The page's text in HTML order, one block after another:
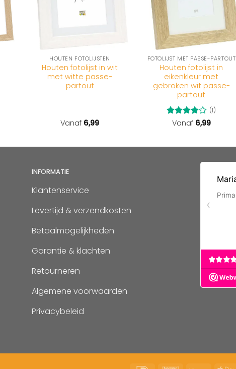
HOUTEN FOTOLIJSTEN
Houten fotolijst in wit
met witte passe-
partout
Vanaf 6,99
FOTOLIJST MET PASSE-PARTOUT
Houten fotolijst in
eikenkleur met
gebroken wit passe-
partout
Gewaardeerd
(1)
Vanaf 6,99
INFORMATIE
Klantenservice
Levertijd & verzendkosten
Betaalmogelijkheden
Garantie & klachten
Retourneren
Algemene voorwaarden
Privacybeleid